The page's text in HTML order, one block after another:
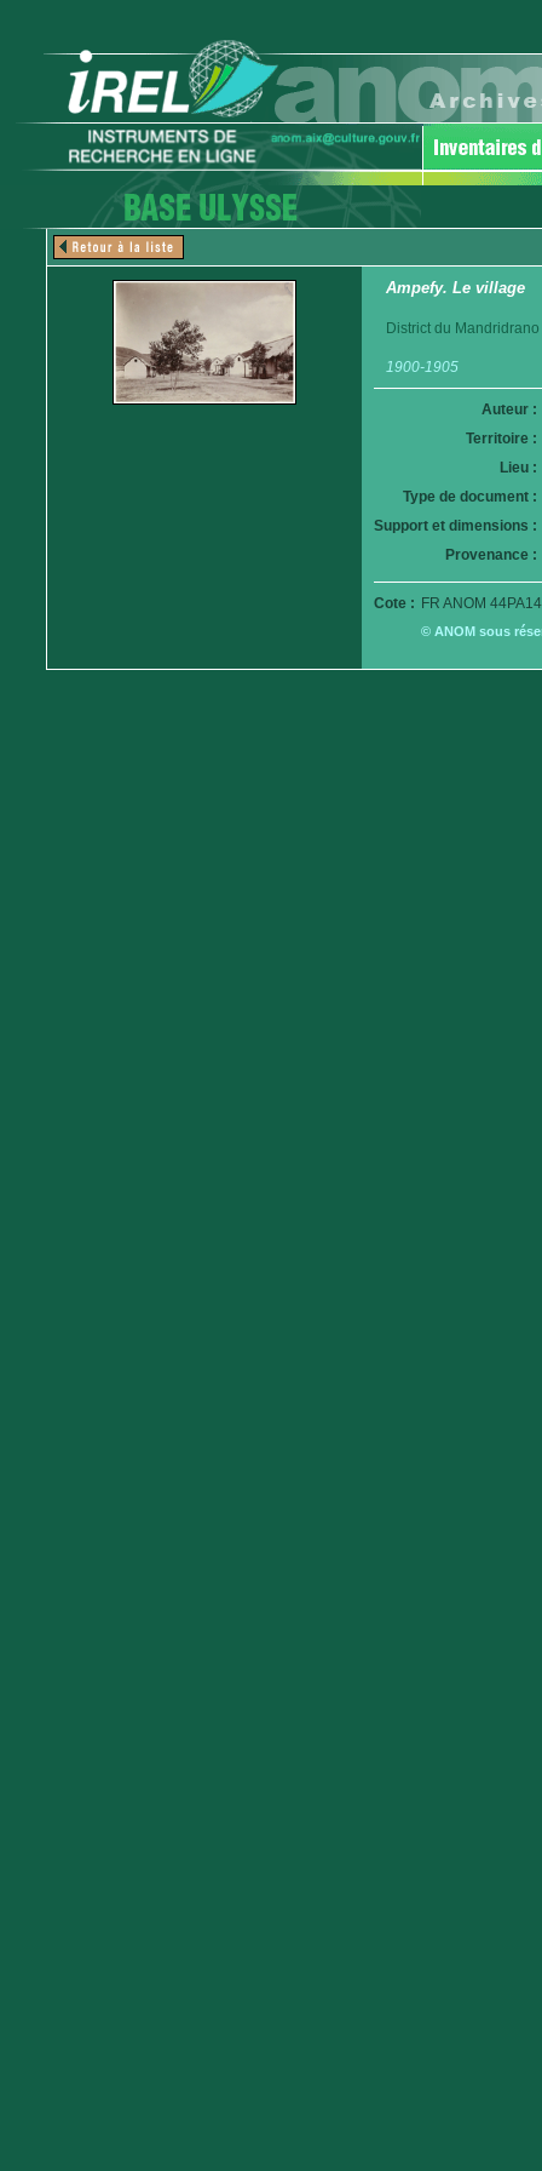
Ampefy. Le village
District du Mandridrano
1900-1905
Auteur :
Territoire :
Lieu :
Type de document :
Support et dimensions :
Provenance :
Cote : FR ANOM
© ANOM sous